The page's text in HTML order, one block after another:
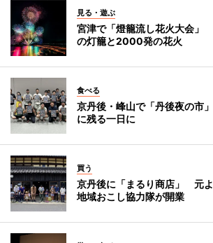
見る・遊ぶ
宮津で「燈籠流し花火大会
の灯籠と2000発の花火
食べる
京丹後・峰山で「丹後夜の市
に残る一日に
買う
京丹後に「まるり商店」 元よ
地域おこし協力隊が開業